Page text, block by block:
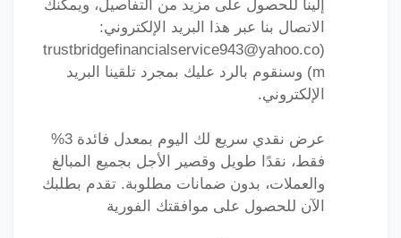
إلينا للحصول على مزيد من التفاصيل، ويمكنك
الاتصال بنا عبر هذا البريد الإلكتروني:
(trustbridgefinancialservice943@yahoo.co
m) وسنقوم بالرد عليك بمجرد تلقينا البريد
الإلكتروني.
عرض نقدي سريع لك اليوم بمعدل فائدة 3%
فقط، نقدًا طويل وقصير الأجل بجميع المبالغ
والعملات، بدون ضمانات مطلوبة. تقدم بطلبك
الآن للحصول على موافقتك الفورية